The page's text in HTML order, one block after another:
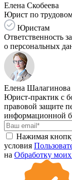
Елена Скобеева
Юрист по
Юристам
Ответственность
о персональных
Елена Шалагинова
Юрист-практик с
правовой защите
информационной
Нажимая
условия
на Обработку